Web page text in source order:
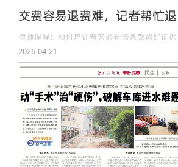
交费容易退费难，记者帮忙
律师提醒：预付培训费务必看清条款留好证据
2026-04-21